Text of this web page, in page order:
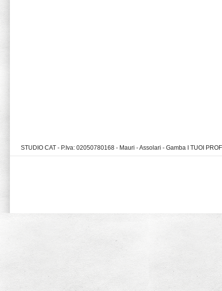
STUDIO CAT - P.Iva: 02050780168 - Mauri - Assolari - Gamba I TUOI